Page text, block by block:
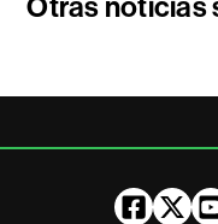
Otras noticias